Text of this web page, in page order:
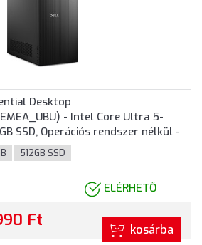
Desktop
- Intel Core Ultra 5-
SSD, Operációs rendszer nélkül -
3 év garanciával
512GB SSD
ELÉRHETŐ
Ft kosárba